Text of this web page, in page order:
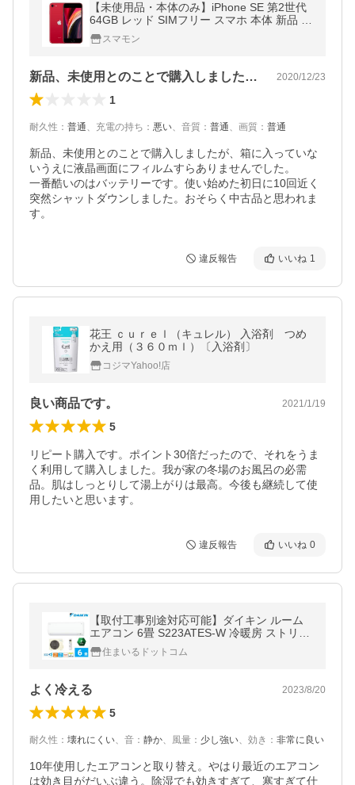
【未使用品・本体のみ】iPhone SE 第2世代
64GB レッド SIMフリー スマホ 本体 新品 A
2296 MX9U2J/A
スマモン
新品、未使用とのことで購入しましたが、… 2020/12/23
1
耐久性 ： 普通、 充電の持ち ： 悪い、 音質 ： 普通、 画質 ： 普通
新品、未使用とのことで購入しましたが、箱に入っていな
いうえに液晶画面にフィルムすらありませんでした。
一番酷いのはバッテリーです。使い始めた初日に10回近く
突然シャットダウンしました。おそらく中古品と思われま
す。
違反報告 いいね 1
花王 ｃｕｒｅｌ（キュレル） 入浴剤 つめ
かえ用（３６０ｍｌ）〔入浴剤〕
コジマYahoo!店
良い商品です。 2021/1/19
5
リピート購入です。ポイント30倍だったので、それをうま
く利用して購入しました。我が家の冬場のお風呂の必需
品。肌はしっとりして湯上がりは最高。今後も継続して使
用したいと思います。
違反報告 いいね 0
【取付工事別途対応可能】ダイキン ルーム
エアコン 6畳 S223ATES-W 冷暖房 ストリー
マ ホワイト Eシリーズ 2023年モデル
住まいるドットコム
よく冷える 2023/8/20
5
耐久性 ： 壊れにくい、 音 ： 静か、 風量 ： 少し強い、 効き ： 非常に良い
10年使用したエアコンと取り替え。やはり最近のエアコン
は効き目がだいぶ違う。除湿でも効きすぎて、寒すぎて仕